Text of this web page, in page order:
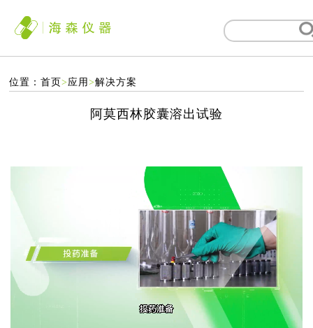
位置：首页> 应用>解决方案
阿莫西林胶囊溶出试验